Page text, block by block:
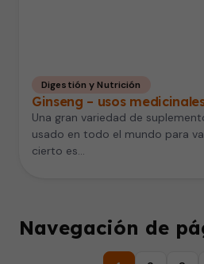
Digestión y Nutrición
Ginseng – usos
Una gran variedad de
usado en todo el mundo para
cierto es…
Navegación de